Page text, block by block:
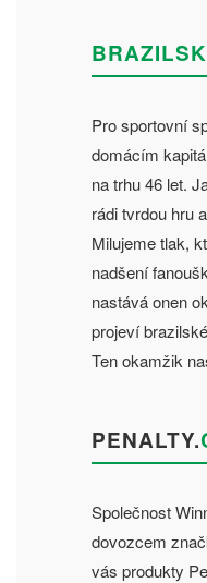
Pro sportovní
domácím
na trhu 46 let.
rádi tvrdou hru
Milujeme tlak,
nadšení
nastává onen
projeví
Ten okamžik
PENALTY.
Společnost
dovozcem
vás produkty